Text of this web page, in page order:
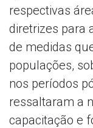
respectivas
diretrizes para
de medidas
populações,
nos períodos
ressaltaram a
capacitação e